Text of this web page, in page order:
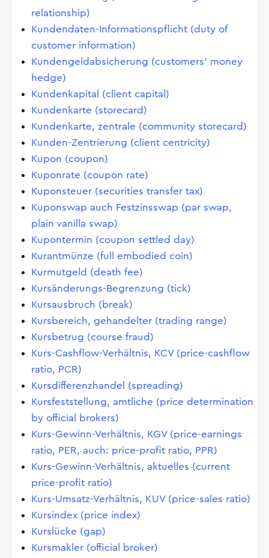
relationship)
Kundendaten-Informationspflicht (duty of
customer information)
Kundengeldabsicherung (customers' money
hedge)
Kundenkapital (client capital)
Kundenkarte (storecard)
Kundenkarte, zentrale (community storecard)
Kunden-Zentrierung (client centricity)
Kupon (coupon)
Kuponrate (coupon rate)
Kuponsteuer (securities transfer tax)
Kuponswap auch Festzinsswap (par swap,
plain vanilla swap)
Kupontermin (coupon settled day)
Kurantmünze (full embodied coin)
Kurmutgeld (death fee)
Kursänderungs-Begrenzung (tick)
Kursausbruch (break)
Kursbereich, gehandelter (trading range)
Kursbetrug (course fraud)
Kurs-Cashflow-Verhältnis, KCV (price-cashflow
ratio, PCR)
Kursdifferenzhandel (spreading)
Kursfeststellung, amtliche (price determination
by official brokers)
Kurs-Gewinn-Verhältnis, KGV (price-earnings
ratio, PER, auch: price-profit ratio, PPR)
Kurs-Gewinn-Verhältnis, aktuelles (current
price-profit ratio)
Kurs-Umsatz-Verhältnis, KUV (price-sales ratio)
Kursindex (price index)
Kurslücke (gap)
Kursmakler (official broker)